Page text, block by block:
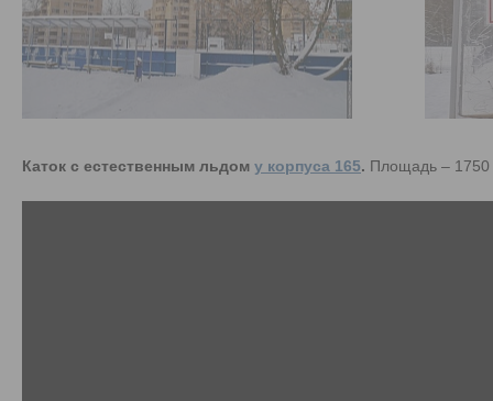
Каток с естественным льдом у корпуса 165. Площадь – 1750